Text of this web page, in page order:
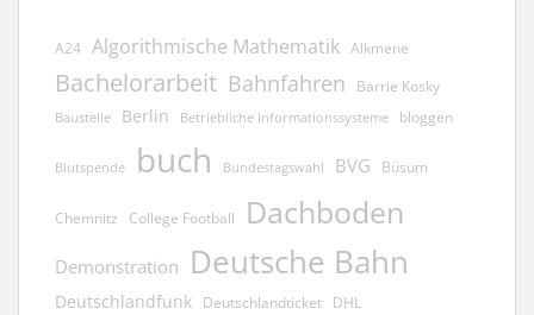
A24 Algorithmische Mathematik Alkmene
Bachelorarbeit Bahnfahren Barrie Kosky
Baustelle Berlin Betriebliche Informationssysteme bloggen
Blutspende buch Bundestagswahl BVG Büsum
Chemnitz College Football Dachboden
Demonstration Deutsche Bahn
Deutschlandfunk Deutschlandticket DHL